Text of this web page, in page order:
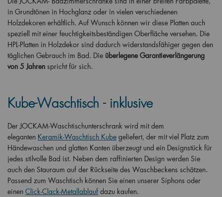
in Grundtönen in Hochglanz oder in vielen verschiedenen
Holzdekoren erhältlich. Auf Wunsch können wir diese Platten auch
speziell mit einer feuchtigkeitsbeständigen Oberfläche versehen. Die
HPL-Platten in Holzdekor sind dadurch widerstandsfähiger gegen den
täglichen Gebrauch im Bad. Die überlegene Garantieverlängerung
von 5 Jahren spricht für sich.
Kube-Waschtisch - inklusive
Der JOCKAM-Waschtischunterschrank wird mit dem
eleganten Keramik-Waschtisch Kube geliefert, der mit viel Platz zum
Händewaschen und glatten Kanten überzeugt und ein Designstück für
jedes stilvolle Bad ist. Neben dem raffinierten Design werden Sie
auch den Stauraum auf der Rückseite des Waschbeckens schätzen.
Passend zum Waschtisch können Sie einen unserer Siphons oder
einen Click-Clack-Metallablauf dazu kaufen.